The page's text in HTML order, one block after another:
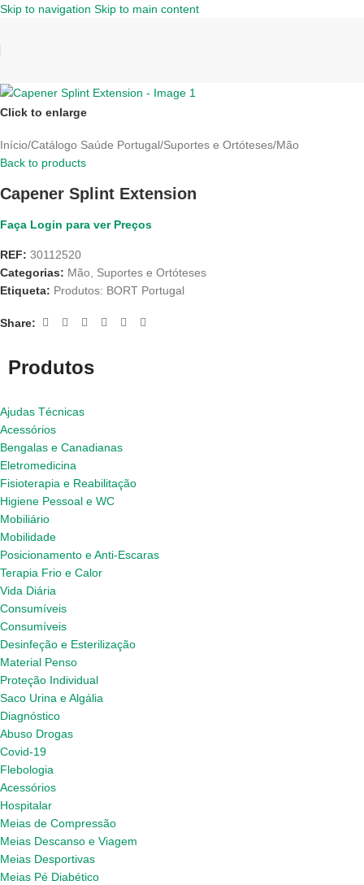
Skip to navigation Skip to main content
Produtos
Ajudas Técnicas
Acessórios
Bengalas e Canadianas
Eletromedicina
Fisioterapia e Reabilitação
Higiene Pessoal e WC
Mobiliário
Mobilidade
Posicionamento e Anti-Escaras
Terapia Frio e Calor
Vida Diária
Consumíveis
Consumíveis
Desinfeção e Esterilização
Material Penso
Proteção Individual
Saco Urina e Algália
Diagnóstico
Abuso Drogas
Covid-19
Flebologia
Acessórios
Hospitalar
Meias de Compressão
Meias Descanso e Viagem
Meias Desportivas
Meias Pé Diabético
Click to enlarge
Início/Catálogo Saúde Portugal/Suportes e Ortóteses/Mão
Back to products
Capener Splint Extension
Faça Login para ver Preços
REF: 30112520
Categorias: Mão, Suportes e Ortóteses
Etiqueta: Produtos: BORT Portugal
Share: